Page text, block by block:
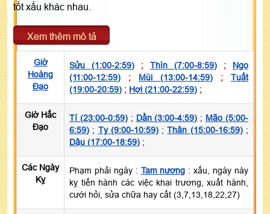
tốt xấu khác nhau.
Xem thêm mô tả
Giờ
Hoàng
Đạo
Sửu (1:00-2:59) ; Thìn (7:00-8:59) ; Ngọ
(11:00-12:59) ; Mùi (13:00-14:59) ; Tuất
(19:00-20:59) ; Hợi (21:00-22:59) ;
Giờ Hắc
Đạo
Tí (23:00-0:59); Dần (3:00-4:59) ; Mão (5:00-
6:59) ; Tỵ (9:00-10:59);Thân (15:00-16:59);
Dậu (17:00-18:59) ;
Các Ngày
Kỵ
Phạm phải ngày : Tam nương : xấu, ngày này
kỵ tiến hành các việc khai trương, xuất hành,
cưới hỏi, sửa chữa hay cất (3,7,13,18,22,27)